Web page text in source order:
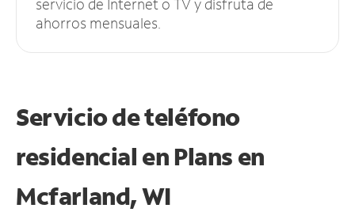
ahorros mensuales.
Servicio de teléfono
residencial en Plans en
Mcfarland, WI